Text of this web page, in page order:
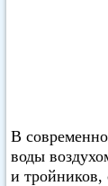
В
воды
и